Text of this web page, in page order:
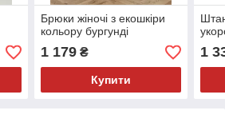
Брюки жіночі з екошкіри
кольору бургунді
1 179₴
Купити
1